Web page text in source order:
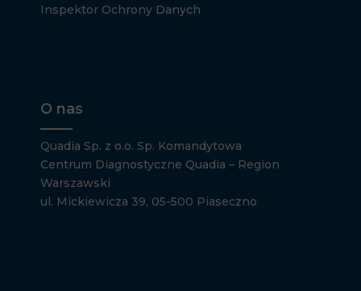
Inspektor Ochrony Danych
O nas
Quadia Sp. z o.o. Sp. Komandytowa
Centrum Diagnostyczne Quadia – Region
Warszawski
ul. Mickiewicza 39, 05-500 Piaseczno